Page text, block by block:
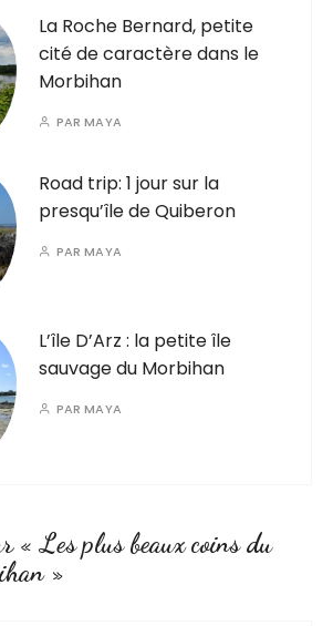
La Roche Bernard, petite
cité de caractère dans le
Morbihan
PARMAYA
Road trip: 1 jour sur la
presqu’île de Quiberon
PARMAYA
L’île D’Arz : la petite île
sauvage du Morbihan
PARMAYA
«Les plus beaux coins du
»